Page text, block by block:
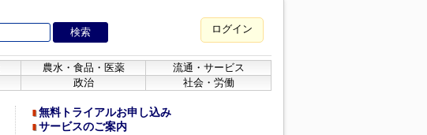
ログイン
農水・食品・医薬
流通・サービス
政治 社会・労働
無料トライアルお申し込み
サービスのご案内